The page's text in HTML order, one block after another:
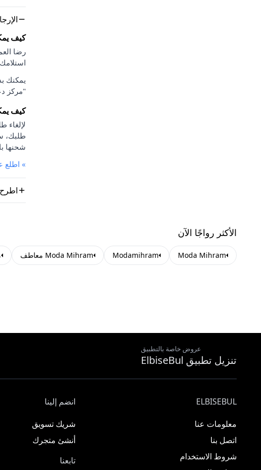
كيف
يمكنك
"مركز
كيف
طلبك،
شحنها
» اطلع
الأكثر رواجًا الآن
Moda Mihram
Modamihram Moda Mihram معاطف
عروض خاصة بالتطبيق
تنزيل تطبيق ElbiseBul
ELBISEBUL
معلومات عنا
اتصل بنا
شروط الاستخدام
انضم إلينا
شريك تسويق
أنشئ متجرك
تابعنا